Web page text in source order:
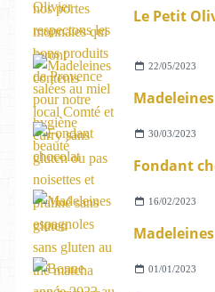
22/05/2023
30/03/2023
16/02/2023
01/01/2023